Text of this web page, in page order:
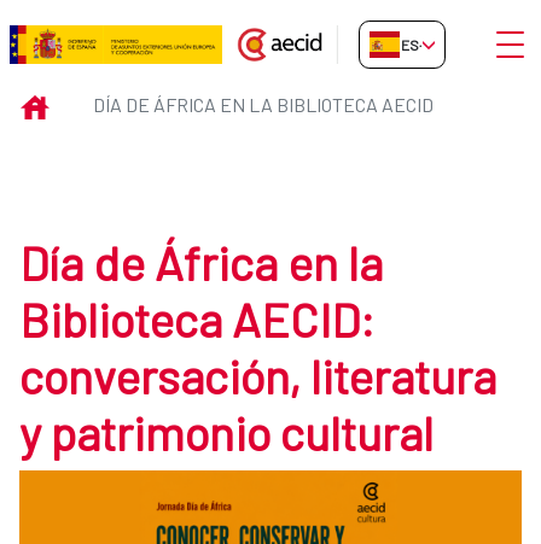
Saltar al contenido principal
Día de África en la Biblioteca
ES-ES Abrir
INICIODÍA DE ÁFRICA EN LA BIBLIOTECA AECID
Día de África en la
Biblioteca AECID:
conversación, literatura
y patrimonio cultural